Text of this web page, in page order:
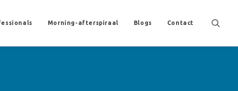
Morning-afterspiraal Blogs Contact